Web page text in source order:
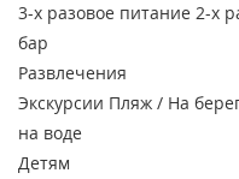
3-х разовое питание 2-х
бар
Развлечения
Экскурсии Пляж / На
на воде
Детям